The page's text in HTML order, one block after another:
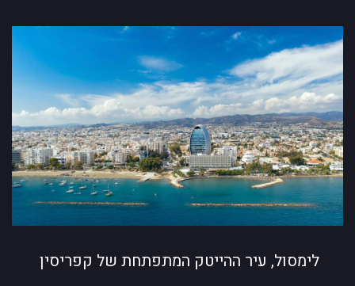
לימסול, עיר ההייטק המתפתחת של קפריסין